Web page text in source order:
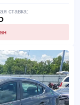
ставка: